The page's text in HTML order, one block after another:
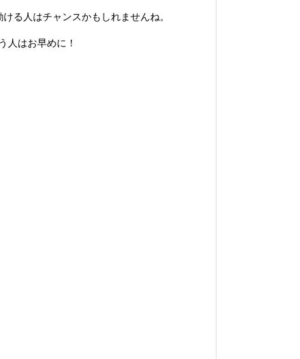
る人はチャンスかもしれませんね。
人はお早めに！